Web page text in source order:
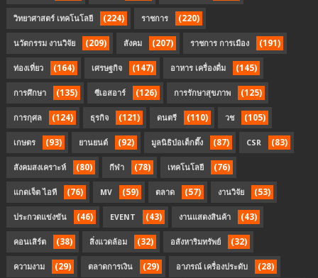
วิทยาศาสตร์ เทคโนโลยี (224) ราชการ (220)
นวัตกรรม งานวิจัย (209) สังคม (207) ราชการ การเมือง (191)
ท่องเที่ยว (164) เศรษฐกิจ (147) อาหาร เครื่องดื่ม (145)
การศึกษา (135) ซีเอสอาร์ (126) การรักษาสุขภาพ (125)
การกุศล (124) ธุรกิจ (121) ดนตรี (110) วช (105)
เกษตร (93) ยานยนต์ (92) มูลนิธิป่อเต็กตึ๊ง (87) CSR (83)
สังคมสงเคราะห์ (80) กีฬา (78) เทคโนโลยี (76)
แกดเจ็ต ไอที (76) MV (59) ตลาด (57) งานวิจัย (53)
ประกวดแข่งขัน (46) EVENT (43) งานแสดงสินค้า (43)
คอนเสิร์ต (38) สิ่งแวดล้อม (32) อสังหาริมทรัพย์ (32)
ความงาม (29) ตลาดการเงิน (29) อาภรณ์ เครื่องประดับ (28)